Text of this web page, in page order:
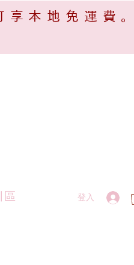
享本地免運費。
區 登入